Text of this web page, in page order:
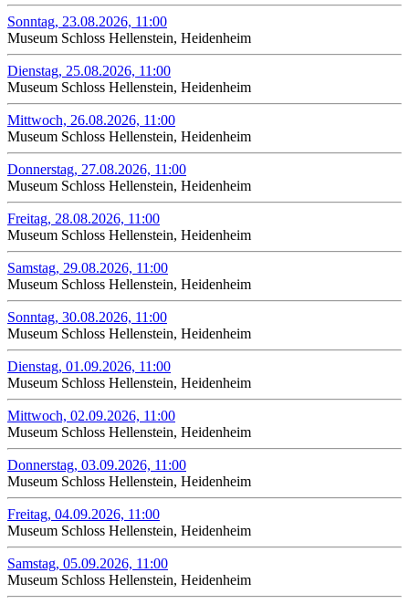
Sonntag, 23.08.2026, 11:00
Museum Schloss Hellenstein, Heidenheim
Dienstag, 25.08.2026, 11:00
Museum Schloss Hellenstein, Heidenheim
Mittwoch, 26.08.2026, 11:00
Museum Schloss Hellenstein, Heidenheim
Donnerstag, 27.08.2026, 11:00
Museum Schloss Hellenstein, Heidenheim
Freitag, 28.08.2026, 11:00
Museum Schloss Hellenstein, Heidenheim
Samstag, 29.08.2026, 11:00
Museum Schloss Hellenstein, Heidenheim
Sonntag, 30.08.2026, 11:00
Museum Schloss Hellenstein, Heidenheim
Dienstag, 01.09.2026, 11:00
Museum Schloss Hellenstein, Heidenheim
Mittwoch, 02.09.2026, 11:00
Museum Schloss Hellenstein, Heidenheim
Donnerstag, 03.09.2026, 11:00
Museum Schloss Hellenstein, Heidenheim
Freitag, 04.09.2026, 11:00
Museum Schloss Hellenstein, Heidenheim
Samstag, 05.09.2026, 11:00
Museum Schloss Hellenstein, Heidenheim